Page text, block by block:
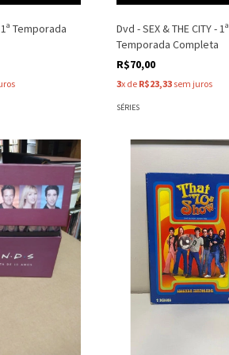
1ª Temporada
Dvd - SEX & THE CITY - 1ª
Temporada Completa
R$70,00
3x de R$23,33 sem juros
SÉRIES